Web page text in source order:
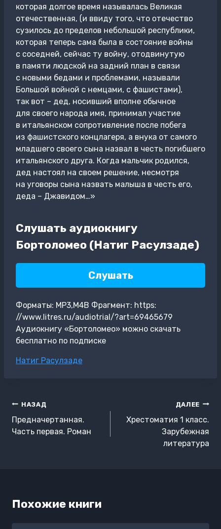
которая долгое время называлась Великая
отечественная, (и ввиду того, что отечество
сузилось до пределов небольшой республики,
которая теперь сама была в состояние войны
с соседней, сейчас ту войну, отодвинутую
в памяти людской на задний план в связи
с новыми бедами и проблемами, называли
Большой войной с немцами, с фашистами),
так вот – дед, носивший вполне обычное
для своего народа имя, принимал участие
в итальянском сопротивление после побега
из фашистского концлагеря, а внука от самого
младшего своего сына назвал в честь погибшего
итальянского друга. Когда мальчик родился,
дед настоял на своем решение, несмотря
на уговоры сына назвать малыша в честь его,
деда – Джавидом…»
Слушать аудиокнигу
Бортоломео (Натиг Расулзаде)
Слушать
Форматы: MP3,M4B Фрагмент: https:
//www.litres.ru/audiotrial/?art=69465679
Аудиокнигу «Бортоломео» можно скачать
бесплатно по подписке
Метки
Натиг Расулзаде
Навигация
по
записям
НАЗАД
Предначертанная.
Часть первая. Роман
ДАЛЕЕ
Хрестоматия 1 класс.
Зарубежная
литература
Похожие книги